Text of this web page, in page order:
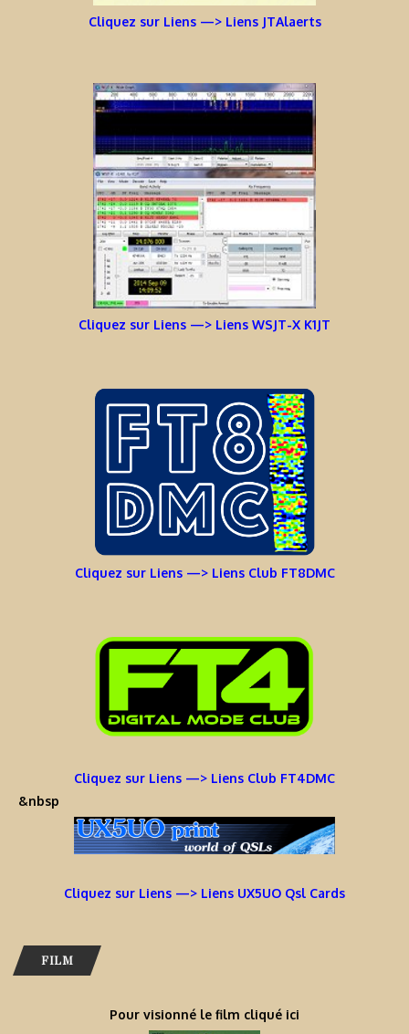
Cliquez sur Liens —> Liens JTAlaerts
Cliquez sur Liens —> Liens WSJT-X K1JT
Cliquez sur Liens —> Liens Club FT8DMC
Cliquez sur Liens —> Liens Club FT4DMC
&nbsp
Cliquez sur Liens —> Liens UX5UO Qsl Cards
FILM
Pour visionné le film cliqué ici